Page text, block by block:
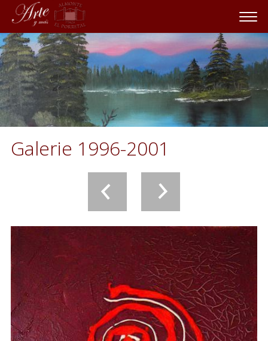
Galerie 1996-2001